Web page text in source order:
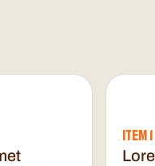
ITEM 1